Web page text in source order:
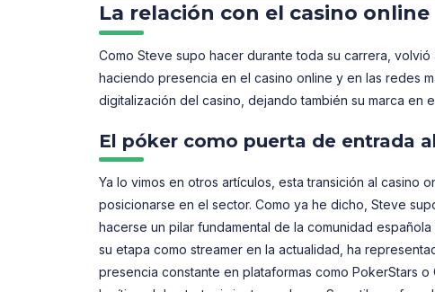
La relación con el casino online
Como Steve supo hacer durante toda su carrera,
haciendo presencia en el casino online y en las redes
digitalización del casino, dejando también su marca en
El póker como puerta de entrada
Ya lo vimos en otros artículos, esta transición al casino
posicionarse en el sector. Como ya he dicho, Steve
hacerse un pilar fundamental de la comunidad
su etapa como streamer en la actualidad, ha
presencia constante en plataformas como PokerStars